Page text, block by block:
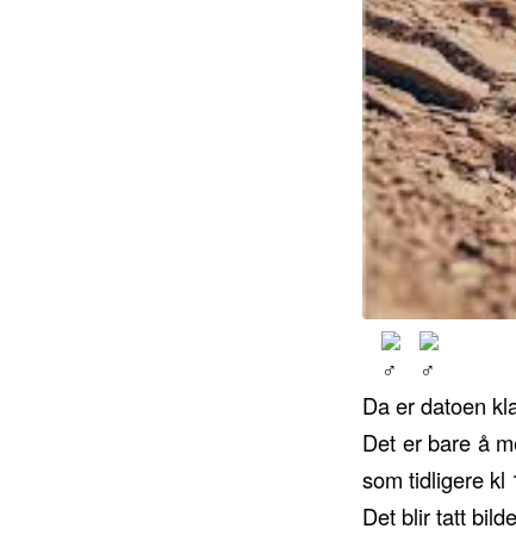
Da er datoen
Det er bare å
som tidligere kl
Det blir tatt